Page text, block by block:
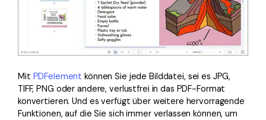
Mit PDFelement können Sie jede Bilddatei, sei es JPG,
TIFF, PNG oder andere, verlustfrei in das PDF-Format
konvertieren. Und es verfügt über weitere hervorragende
Funktionen, auf die Sie sich immer verlassen können, um